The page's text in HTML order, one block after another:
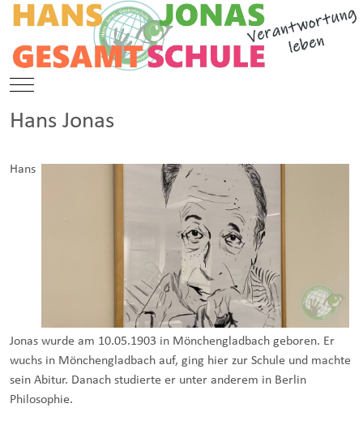
Mobile Menu Toggle
Hans Jonas
Hans
Jonas wurde am 10.05.1903 in Mönchengladbach geboren. Er
wuchs in Mönchengladbach auf, ging hier zur Schule und machte
sein Abitur. Danach studierte er unter anderem in Berlin
Philosophie.